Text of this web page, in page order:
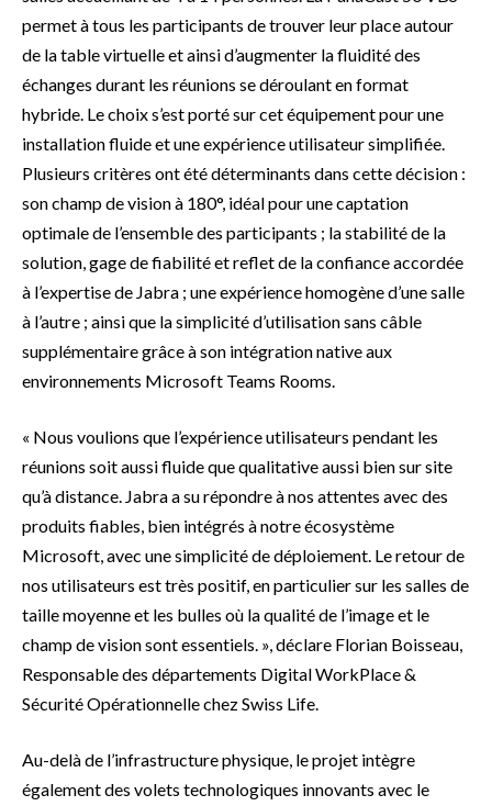
permet à tous les participants de trouver leur place autour
de la table virtuelle et ainsi d’augmenter la fluidité des
échanges durant les réunions se déroulant en format
hybride. Le choix s’est porté sur cet équipement pour une
installation fluide et une expérience utilisateur simplifiée.
Plusieurs critères ont été déterminants dans cette décision :
son champ de vision à 180°, idéal pour une captation
optimale de l’ensemble des participants ; la stabilité de la
solution, gage de fiabilité et reflet de la confiance accordée
à l’expertise de Jabra ; une expérience homogène d’une salle
à l’autre ; ainsi que la simplicité d’utilisation sans câble
supplémentaire grâce à son intégration native aux
environnements Microsoft Teams Rooms.
« Nous voulions que l’expérience utilisateurs pendant les
réunions soit aussi fluide que qualitative aussi bien sur site
qu’à distance. Jabra a su répondre à nos attentes avec des
produits fiables, bien intégrés à notre écosystème
Microsoft, avec une simplicité de déploiement. Le retour de
nos utilisateurs est très positif, en particulier sur les salles de
taille moyenne et les bulles où la qualité de l’image et le
champ de vision sont essentiels. », déclare Florian Boisseau,
Responsable des départements Digital WorkPlace &
Sécurité Opérationnelle chez Swiss Life.
Au-delà de l’infrastructure physique, le projet intègre
également des volets technologiques innovants avec le